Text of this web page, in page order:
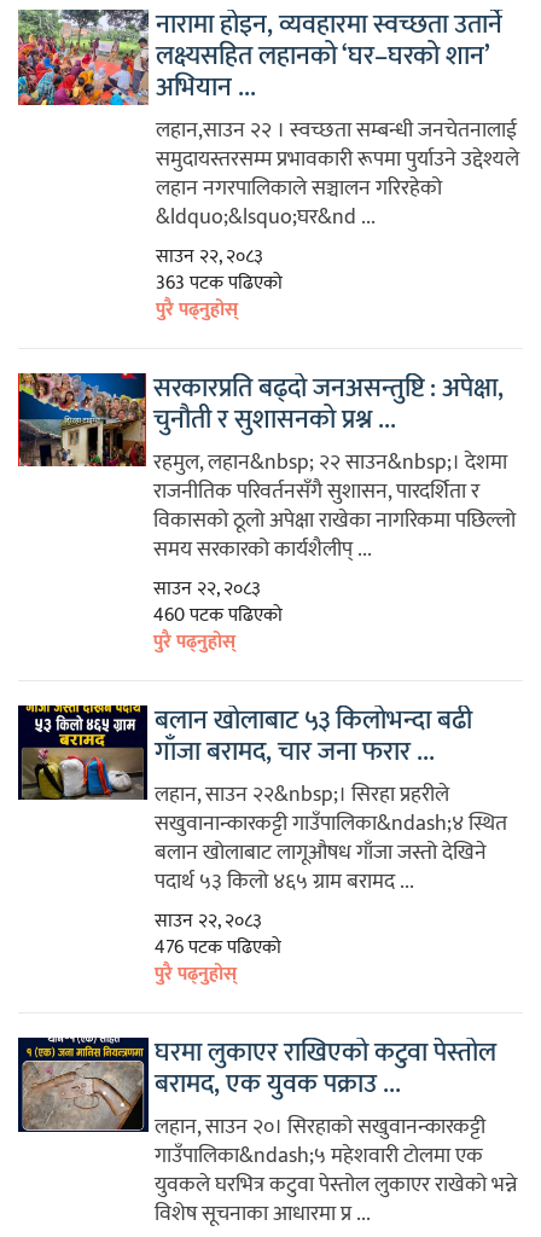
नारामा होइन, व्यवहारमा स्वच्छता उतार्ने
लक्ष्यसहित लहानको ‘घर–घरको शान’
अभियान ...
लहान,साउन २२ । स्वच्छता सम्बन्धी जनचेतनालाई
समुदायस्तरसम्म प्रभावकारी रूपमा पुर्याउने उद्देश्यले
लहान नगरपालिकाले सञ्चालन गरिरहेको
&ldquo;&lsquo;घर&nd ...
साउन २२, २०८३
363 पटक पढिएको
पुरै पढ्नुहोस्
सरकारप्रति बढ्दो जनअसन्तुष्टि : अपेक्षा,
चुनौती र सुशासनको प्रश्न ...
रहमुल, लहान&nbsp; २२ साउन&nbsp;। देशमा
राजनीतिक परिवर्तनसँगै सुशासन, पारदर्शिता र
विकासको ठूलो अपेक्षा राखेका नागरिकमा पछिल्लो
समय सरकारको कार्यशैलीप् ...
साउन २२, २०८३
460 पटक पढिएको
पुरै पढ्नुहोस्
बलान खोलाबाट ५३ किलोभन्दा बढी
गाँजा बरामद, चार जना फरार ...
लहान, साउन २२&nbsp;। सिरहा प्रहरीले
सखुवानान्कारकट्टी गाउँपालिका&ndash;४ स्थित
बलान खोलाबाट लागूऔषध गाँजा जस्तो देखिने
पदार्थ ५३ किलो ४६५ ग्राम बरामद ...
साउन २२, २०८३
476 पटक पढिएको
पुरै पढ्नुहोस्
घरमा लुकाएर राखिएको कटुवा पेस्तोल
बरामद, एक युवक पक्राउ ...
लहान, साउन २०। सिरहाको सखुवानन्कारकट्टी
गाउँपालिका&ndash;५ महेशवारी टोलमा एक
युवकले घरभित्र कटुवा पेस्तोल लुकाएर राखेको भन्ने
विशेष सूचनाका आधारमा प्र ...